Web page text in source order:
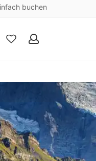
buchen
Meine